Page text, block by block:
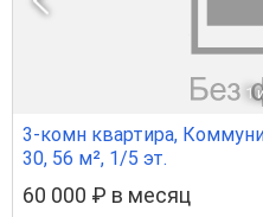
1
3-комн квартира,
30, 56 м², 1/5 эт.
60 000 ₽ в месяц